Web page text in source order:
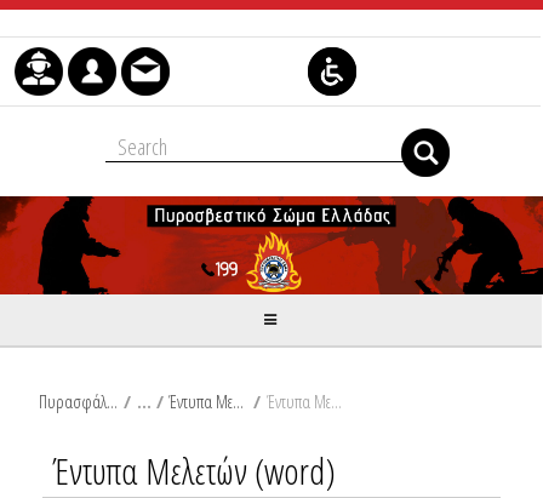
Skip to Content
Πυρασφάλεια / Έντυπα Μελετών Πυρασφάλειας / Έντυπα Μελετών (word)
Έντυπα Μελετών (word)